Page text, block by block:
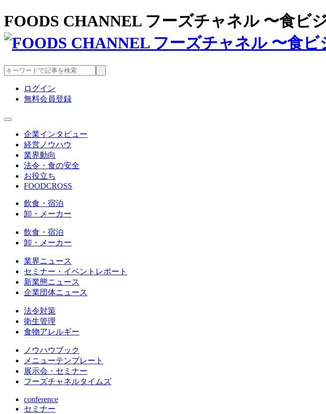
FOODS CHANNEL フーズチャネル 〜食ビ
ログイン
無料会員登録
企業インタビュー
経営ノウハウ
業界動向
法令・食の安全
お役立ち
FOODCROSS
飲食・宿泊
卸・メーカー
飲食・宿泊
卸・メーカー
業界ニュース
セミナー・イベントレポート
新業態ニュース
企業団体ニュース
法令対策
衛生管理
食物アレルギー
ノウハウブック
メニューテンプレート
展示会・セミナー
フーズチャネルタイムズ
conference
セミナー